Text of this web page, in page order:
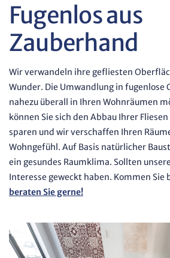
Fugenlos aus
Zauberhand
Wir verwandeln ihre gefliesten
Wunder. Die Umwandlung in fugenlose
nahezu überall in Ihren Wohnräumen
können Sie sich den Abbau Ihrer
sparen und wir verschaffen Ihren
Wohngefühl. Auf Basis natürlicher
ein gesundes Raumklima. Sollten
Interesse geweckt haben. Kommen Sie
beraten Sie gerne!